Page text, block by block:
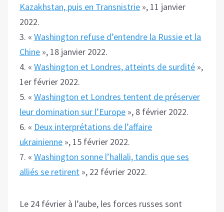
Kazakhstan, puis en Transnistrie », 11 janvier
2022.
3. « Washington refuse d’entendre la Russie et la
Chine », 18 janvier 2022.
4. « Washington et Londres, atteints de surdité »,
1er février 2022.
5. « Washington et Londres tentent de préserver
leur domination sur l’Europe », 8 février 2022.
6. « Deux interprétations de l’affaire
ukrainienne », 15 février 2022.
7. « Washington sonne l’hallali, tandis que ses
alliés se retirent », 22 février 2022.
Le 24 février à l’aube, les forces russes sont